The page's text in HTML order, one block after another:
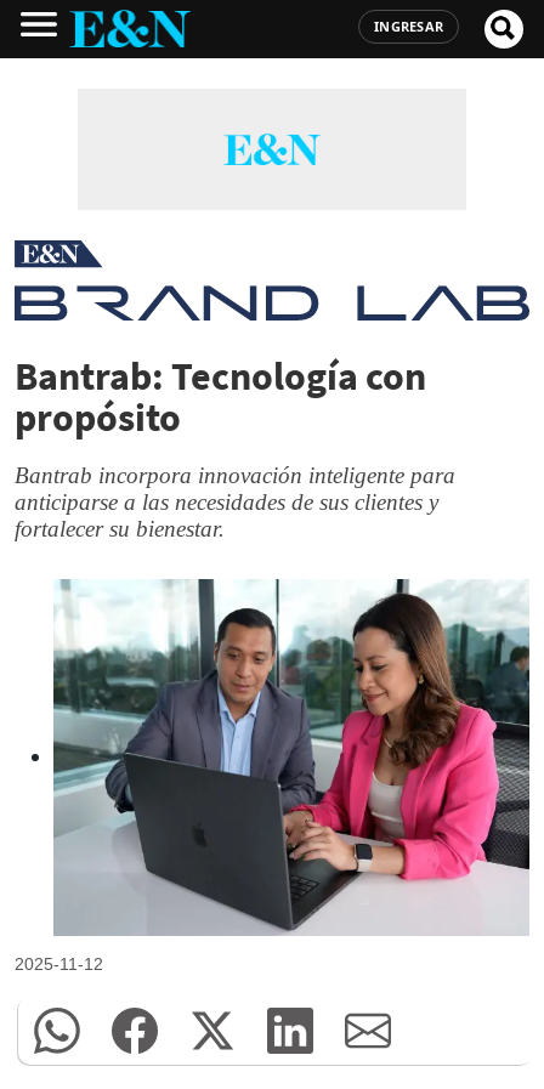
INGRESAR
Bantrab: Tecnología con
propósito
Bantrab incorpora innovación inteligente para
anticiparse a las necesidades de sus clientes y
fortalecer su bienestar.
2025-11-12